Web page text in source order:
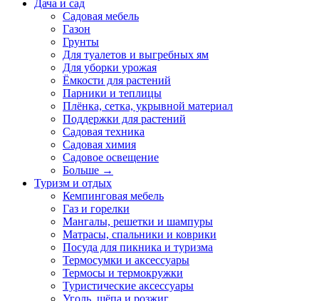
Дача и сад
Садовая мебель
Газон
Грунты
Для туалетов и выгребных ям
Для уборки урожая
Ёмкости для растений
Парники и теплицы
Плёнка, сетка, укрывной материал
Поддержки для растений
Садовая техника
Садовая химия
Садовое освещение
Больше →
Туризм и отдых
Кемпинговая мебель
Газ и горелки
Мангалы, решетки и шампуры
Матрасы, cпальники и коврики
Посуда для пикника и туризма
Термосумки и аксессуары
Термосы и термокружки
Туристические аксессуары
Уголь, щёпа и розжиг